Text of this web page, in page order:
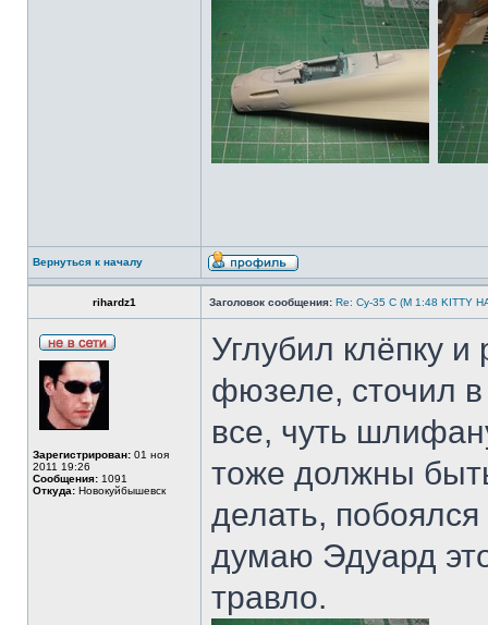
Вернуться к началу
rihardz1 Заголовок сообщения: Re: Су-35 С (М 1:48 KITTY
Зарегистрирован: 01 ноя
2011 19:26
Сообщения: 1091
Откуда: Новокуйбышевск
Углубил клёпку
фюзеле, сточил
все, чуть
тоже должны
делать,
думаю Эдуард
травло.